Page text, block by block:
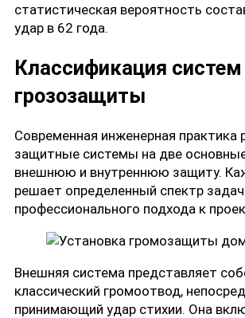
статистическая вероятность
удар в 62 года.
Классификация систем
грозозащиты
Современная инженерная практика
защитные системы на две
внешнюю и внутреннюю защиту.
решает определенный спектр
профессионального подхода к
Внешняя система представляет
классический громоотвод,
принимающий удар стихии. Она